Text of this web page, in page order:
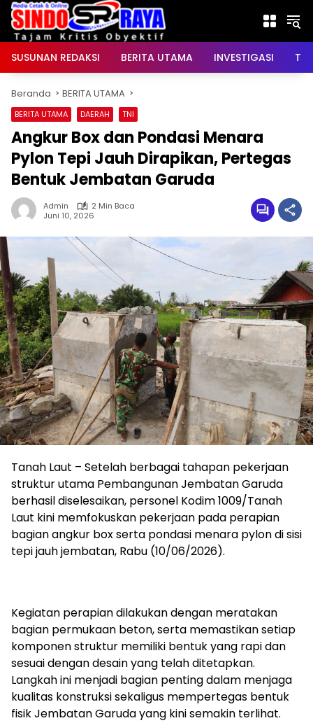
Langsung
konten
SUSUNAN REDAKSI
BERITA UTAMA INVESTIGASI TNI
Beranda BERITA UTAMA
BERITA UTAMA DAERAH TNI
Angkur Box dan Pondasi Menara
Pylon Tepi Jauh Dirapikan, Pertegas
Bentuk Jembatan Garuda
Admin
2 Min Baca
Juni 10, 2026
Tanah Laut – Setelah berbagai tahapan pekerjaan
struktur utama Pembangunan Jembatan Garuda
berhasil diselesaikan, personel Kodim 1009/Tanah
Laut kini memfokuskan pekerjaan pada perapian
bagian angkur box serta pondasi menara pylon di sisi
tepi jauh jembatan, Rabu (10/06/2026).
Kegiatan perapian dilakukan dengan meratakan
bagian permukaan beton, serta memastikan setiap
komponen struktur memiliki bentuk yang rapi dan
sesuai dengan desain yang telah ditetapkan.
Langkah ini menjadi bagian penting dalam menjaga
kualitas konstruksi sekaligus mempertegas bentuk
fisik Jembatan Garuda yang kini semakin terlihat.